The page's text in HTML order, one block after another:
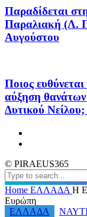
Παραδίδεται
Παραλιακή (Λ.
Αυγούστου
Ποιος
αύξηση θανάτων
Δυτικού Νείλου;
© PIRAEUS365
Home ΕΛΛΑΔΑ Η
Ευρώπη
ΕΛΛΑΔΑ